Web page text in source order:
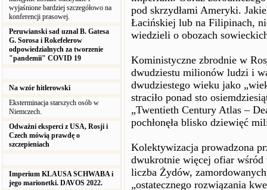
wyjaśnione bardziej szczegółowo na
konferencji prasowej.
Peruwianski sad uznal B. Gatesa
G. Sorosa i Rokefelerow
odpowiedzialnych za tworzenie
"pandemii" COVID 19
Na wzór hitlerowski
Eksterminacja starszych osób w
Niemczech.
Odważni eksperci z USA, Rosji i
Czech mówią prawdę o
szczepieniach
Imperium KLAUSA SCHWABA i
jego marionetki. DAVOS 2022.
pod skrzydłami Ameryki.
Łacińskiej lub na Filipinach,
wiedzieli o obozach
Koministyczne zbrodnie w
dwudziestu milionów ludzi i
dwudziestego wieku jako
straciło ponad sto
„Twentieth Century Atlas –
pochłonęła blisko dziewięć
Kolektywizacja prowadzona
dwukrotnie więcej ofiar
liczba Żydów,
„ostatecznego rozwiązania